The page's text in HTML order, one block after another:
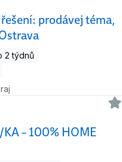
prodávej téma,
2 týdnů
KA – 100% HOME